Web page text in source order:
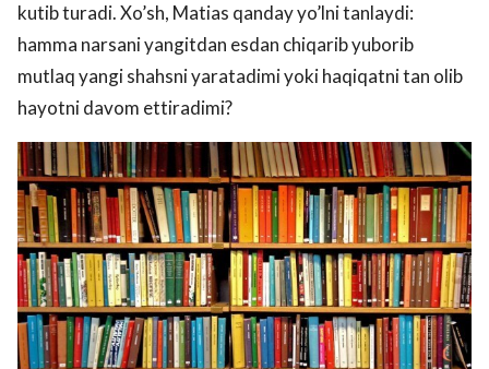
kutib turadi. Xo’sh, Matias qanday yo’lni tanlaydi:
hamma narsani yangitdan esdan chiqarib yuborib
mutlaq yangi shahsni yaratadimi yoki haqiqatni tan olib
hayotni davom ettiradimi?